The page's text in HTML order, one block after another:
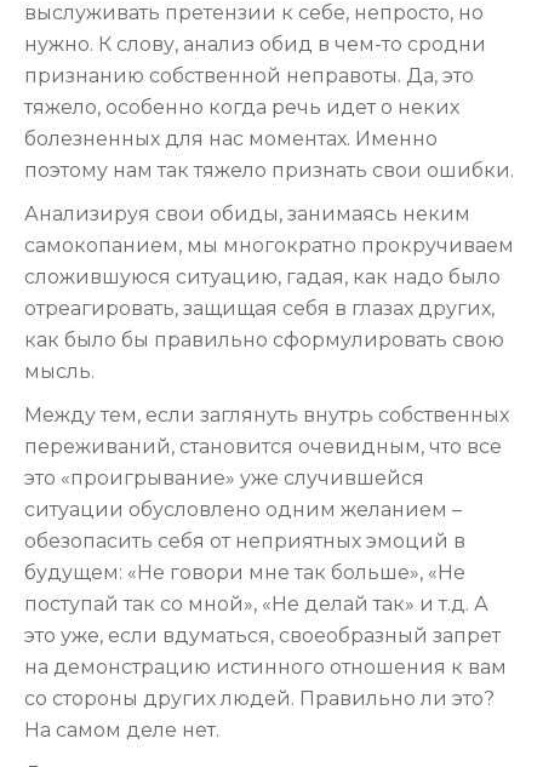
выслуживать претензии к себе, непросто, но
нужно. К слову, анализ обид в чем-то сродни
признанию собственной неправоты. Да, это
тяжело, особенно когда речь идет о неких
болезненных для нас моментах. Именно
поэтому нам так тяжело признать свои ошибки.
Анализируя свои обиды, занимаясь неким
самокопанием, мы многократно прокручиваем
сложившуюся ситуацию, гадая, как надо было
отреагировать, защищая себя в глазах других,
как было бы правильно сформулировать свою
мысль.
Между тем, если заглянуть внутрь собственных
переживаний, становится очевидным, что все
это «проигрывание» уже случившейся
ситуации обусловлено одним желанием –
обезопасить себя от неприятных эмоций в
будущем: «Не говори мне так больше», «Не
поступай так со мной», «Не делай так» и т.д. А
это уже, если вдуматься, своеобразный запрет
на демонстрацию истинного отношения к вам
со стороны других людей. Правильно ли это?
На самом деле нет.